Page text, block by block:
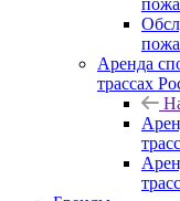
Аренда
трассах